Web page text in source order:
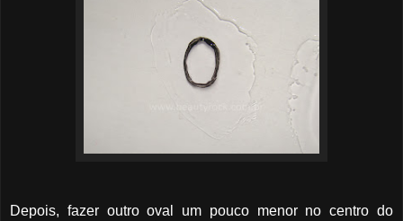
Depois, fazer outro oval um pouco menor no centro do